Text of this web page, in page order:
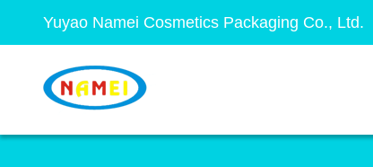
Yuyao Namei Cosmetics Packaging Co., Ltd.